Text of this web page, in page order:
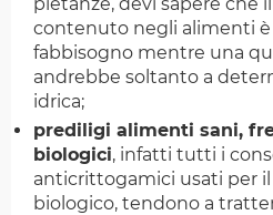
pietanze, devi sapere che
contenuto negli alimenti
fabbisogno mentre una
andrebbe soltanto a
idrica;
prediligi alimenti sani,
biologici, infatti tutti i
anticrittogamici usati per
biologico, tendono a